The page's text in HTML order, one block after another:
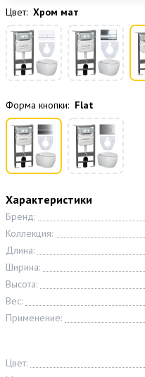
Характеристики
Бренд:
Коллекция:
Длина:
Ширина:
Высота:
Вес:
Применение:
Цвет:
Цвет: Хром мат
Форма кнопки: Flat